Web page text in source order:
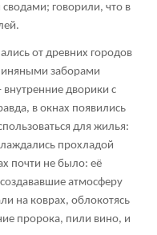
говорили, что в
от древних городов
заборами
дворики с
в окнах появились
для жилья:
прохладой
почти не было: её
атмосферу
на коврах, облокотясь
пророка, пили вино, и